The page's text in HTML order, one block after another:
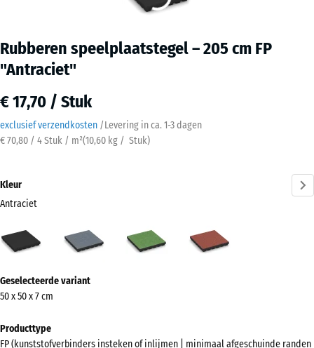
Rubberen speelplaatstegel – 205 cm FP
"Antraciet"
€ 17,70 / Stuk
exclusief verzendkosten /Levering in ca. 1-3 dagen
€ 70,80 / 4 Stuk / m²(10,60 kg / Stuk)
Kleur
Antraciet
(active)
Grafietgrijs Lindegroen
informatie
over
kleuren?
Geselecteerde variant
50 x 50 x 7 cm
Producttype
FP (kunststofverbinders insteken of inlijmen | minimaal afgeschuinde randen